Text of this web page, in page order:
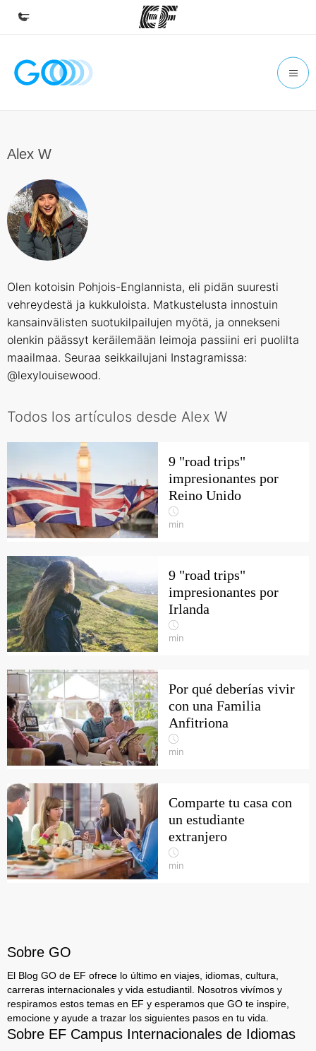
Inicio
Encuentra una oficina
Sobre nosotros
Quiénes somos
Alex W
Olen kotoisin Pohjois-Englannista, eli pidän suuresti
vehreydestä ja kukkuloista. Matkustelusta innostuin
kansainvälisten suotukilpailujen myötä, ja onnekseni
olenkin päässyt keräilemään leimoja passiini eri puolilta
maailmaa. Seuraa seikkailujani Instagramissa:
@lexylouisewood.
Todos los artículos desde Alex W
9 "road trips"
impresionantes por
Reino Unido
min
9 "road trips"
impresionantes por
Irlanda
min
Por qué deberías vivir
con una Familia
Anfitriona
min
Comparte tu casa con
un estudiante
extranjero
min
Sobre GO
El Blog GO de EF ofrece lo último en viajes, idiomas, cultura,
carreras internacionales y vida estudiantil. Nosotros vivímos y
respiramos estos temas en EF y esperamos que GO te inspire,
emocione y ayude a trazar los siguientes pasos en tu vida.
Sobre EF Campus Internacionales de Idiomas